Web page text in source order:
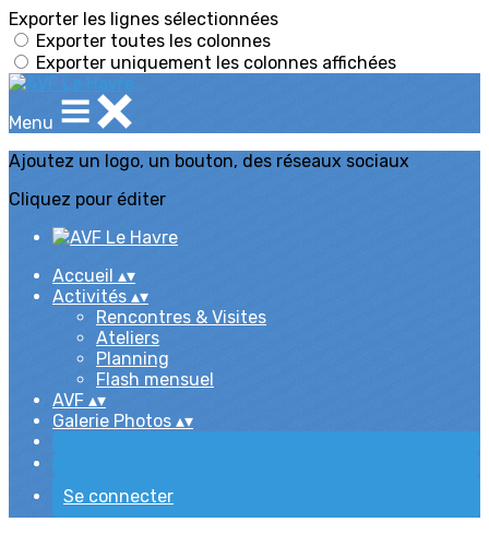
Exporter les lignes sélectionnées
Exporter toutes les colonnes
Exporter uniquement les colonnes affichées
Menu
Ajoutez un logo, un bouton, des réseaux sociaux
Cliquez pour éditer
Accueil ▴▾
Activités ▴▾
Rencontres & Visites
Ateliers
Planning
Flash mensuel
AVF ▴▾
Galerie Photos ▴▾
Se connecter